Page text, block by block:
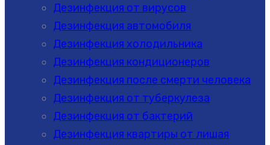
Дезинфекция от вирусов
Дезинфекция автомобиля
Дезинфекция холодильника
Дезинфекция кондиционеров
Дезинфекция после смерти человека
Дезинфекция от туберкулеза
Дезинфекция от бактерий
Дезинфекция квартиры от лишая